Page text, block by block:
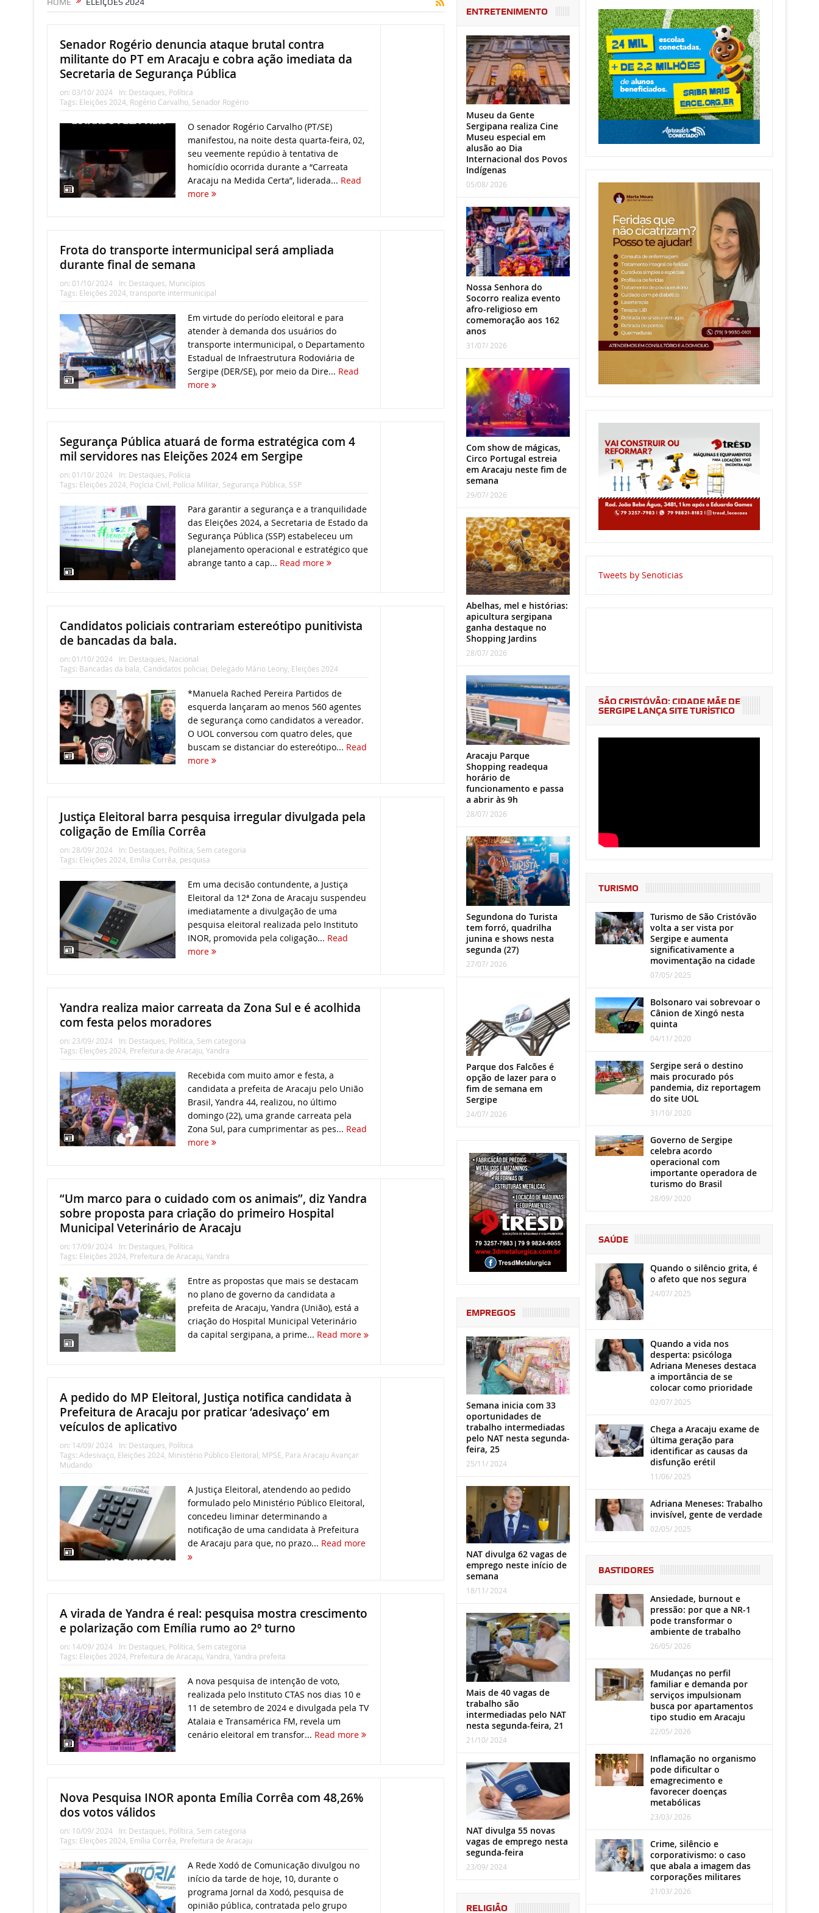
Senador Rogério denuncia ataque brutal contra
militante do PT em Aracaju e cobra ação imediata da
Secretaria de Segurança Pública
on: 03/10/ 2024 In: Destaques Política
Tags: Eleições 2024, Rogério Carvalho, Senador Rogério
O senador Rogério Carvalho (PT/SE)
manifestou, na noite desta quarta-feira, 02,
seu veemente repúdio à tentativa de
homicídio ocorrida durante a “Carreata
Aracaju na Medida Certa”, liderada... Read
more
Frota do transporte intermunicipal será ampliada
durante final de semana
on: 01/10/ 2024 In: Destaques, Municípios
Tags: Eleições 2024, transporte intermunicipal
Em virtude do período eleitoral e para
atender à demanda dos usuários do
transporte intermunicipal, o Departamento
Estadual de Infraestrutura Rodoviária de
Sergipe (DER/SE), por meio da Dire... Read
more
Segurança Pública atuará de forma estratégica com 4
mil servidores nas Eleições 2024 em Sergipe
on: 01/10/ 2024 In: Destaques Polícia
Tags: Eleições 2024, Poçícia Civil Polícia Militar, Segurança Pública SSP
Para garantir a segurança e a tranquilidade
das Eleições 2024, a Secretaria de Estado da
Segurança Pública (SSP) estabeleceu um
planejamento operacional e estratégico que
abrange tanto a cap... Read more
Candidatos policiais contrariam estereótipo punitivista
de bancadas da bala.
on: 01/10/ 2024 In: Destaques Nacional
Tags: Bancadas da bala Candidatos policiai Delegado Mário Leony, Eleições 2024
*Manuela Rached Pereira Partidos de
esquerda lançaram ao menos 560 agentes
de segurança como candidatos a vereador.
O UOL conversou com quatro deles, que
buscam se distanciar do estereótipo... Read
more
Justiça Eleitoral barra pesquisa irregular divulgada pela
coligação de Emília Corrêa
on: 28/09/ 2024 In: Destaques Política Sem categoria
Tags: Eleições 2024, Emília Corrêa pesquisa
Em uma decisão contundente, a Justiça
Eleitoral da 12ª Zona de Aracaju suspendeu
imediatamente a divulgação de uma
pesquisa eleitoral realizada pelo Instituto
INOR, promovida pela coligação... Read
more
Yandra realiza maior carreata da Zona Sul e é acolhida
com festa pelos moradores
on: 23/09/ 2024 In: Destaques Política Sem categoria
Tags: Eleições 2024, Prefeitura de Aracaju Yandra
Recebida com muito amor e festa, a
candidata a prefeita de Aracaju pelo União
Brasil, Yandra 44, realizou, no último
domingo (22), uma grande carreata pela
Zona Sul, para cumprimentar as pes... Read
more
“Um marco para o cuidado com os animais”, diz Yandra
sobre proposta para criação do primeiro Hospital
Municipal Veterinário de Aracaju
on: 17/09/ 2024 In: Destaques, Política
Tags: Eleições 2024, Prefeitura de Aracaju, Yandra
Entre as propostas que mais se destacam
no plano de governo da candidata a
prefeita de Aracaju, Yandra (União), está a
criação do Hospital Municipal Veterinário
da capital sergipana, a prime... Read more
A pedido do MP Eleitoral, Justiça notifica candidata à
Prefeitura de Aracaju por praticar ‘adesivaço’ em
veículos de aplicativo
on: 14/09/ 2024 In: Destaques, Política
Tags: Adesivaço, Eleições 2024, Ministério Público Eleitoral, MPSE, Para Aracaju Avançar
Mudando
A Justiça Eleitoral, atendendo ao pedido
formulado pelo Ministério Público Eleitoral,
concedeu liminar determinando a
notificação de uma candidata à Prefeitura
de Aracaju para que, no prazo... Read more
A virada de Yandra é real: pesquisa mostra crescimento
e polarização com Emília rumo ao 2º turno
on: 14/09/ 2024 In: Destaques Política Sem categoria
Tags: Eleições 2024, Prefeitura de Aracaju Yandra Yandra prefeita
A nova pesquisa de intenção de voto,
realizada pelo Instituto CTAS nos dias 10 e
11 de setembro de 2024 e divulgada pela TV
Atalaia e Transamérica FM, revela um
cenário eleitoral em transfor... Read more
Nova Pesquisa INOR aponta Emília Corrêa com 48,26%
dos votos válidos
on: 10/09/ 2024 In: Destaques Política Sem categoria
Tags: Eleições 2024, Emília Corrêa Prefeitura de Aracaju
A Rede Xodó de Comunicação divulgou no
início da tarde de hoje, 10, durante o
programa Jornal da Xodó, pesquisa de
opinião pública, contratada pelo grupo
ENTRETENIMENTO
Museu da Gente
Sergipana realiza Cine
Museu especial em
alusão ao Dia
Internacional dos Povos
Indígenas
05/08/ 2026
Nossa Senhora do
Socorro realiza evento
afro-religioso em
comemoração aos 162
anos
31/07/ 2026
Com show de mágicas,
Circo Portugal estreia
em Aracaju neste fim de
semana
29/07/ 2026
Abelhas, mel e histórias:
apicultura sergipana
ganha destaque no
Shopping Jardins
28/07/ 2026
Aracaju Parque
Shopping readequa
horário de
funcionamento e passa
a abrir às 9h
28/07/ 2026
Segundona do Turista
tem forró, quadrilha
junina e shows nesta
segunda (27)
27/07/ 2026
Parque dos Falcões é
opção de lazer para o
fim de semana em
Sergipe
24/07/ 2026
EMPREGOS
Semana inicia com 33
oportunidades de
trabalho intermediadas
pelo NAT nesta segunda-
feira, 25
25/11/ 2024
NAT divulga 62 vagas de
emprego neste início de
semana
18/11/ 2024
Mais de 40 vagas de
trabalho são
intermediadas pelo NAT
nesta segunda-feira, 21
21/10/ 2024
NAT divulga 55 novas
vagas de emprego nesta
segunda-feira
23/09/ 2024
RELIGIÃO
Tweets by Senoticias
SÃO CRISTÓVÃO: CIDADE MÃE DE
SERGIPE LANÇA SITE TURÍSTICO
TURISMO
Turismo de São Cristóvão
volta a ser vista por
Sergipe e aumenta
significativamente a
movimentação na cidade
07/05/ 2025
Bolsonaro vai sobrevoar o
Cânion de Xingó nesta
quinta
04/11/ 2020
Sergipe será o destino
mais procurado pós
pandemia, diz reportagem
do site UOL
31/10/ 2020
Governo de Sergipe
celebra acordo
operacional com
importante operadora de
turismo do Brasil
28/09/ 2020
SAÚDE
Quando o silêncio grita, é
o afeto que nos segura
24/07/ 2025
Quando a vida nos
desperta: psicóloga
Adriana Meneses destaca
a importância de se
colocar como prioridade
02/07/ 2025
Chega a Aracaju exame de
última geração para
identificar as causas da
disfunção erétil
11/06/ 2025
Adriana Meneses: Trabalho
invisível, gente de verdade
02/05/ 2025
BASTIDORES
Ansiedade, burnout e
pressão: por que a NR-1
pode transformar o
ambiente de trabalho
26/05/ 2026
Mudanças no perfil
familiar e demanda por
serviços impulsionam
busca por apartamentos
tipo studio em Aracaju
22/05/ 2026
Inflamação no organismo
pode dificultar o
emagrecimento e
favorecer doenças
metabólicas
23/03/ 2026
Crime, silêncio e
corporativismo: o caso
que abala a imagem das
corporações militares
21/03/ 2026